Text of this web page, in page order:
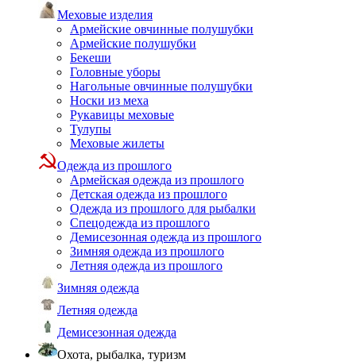
Меховые изделия
Армейские овчинные полушубки
Армейские полушубки
Бекеши
Головные уборы
Нагольные овчинные полушубки
Носки из меха
Рукавицы меховые
Тулупы
Меховые жилеты
Одежда из прошлого
Армейская одежда из прошлого
Детская одежда из прошлого
Одежда из прошлого для рыбалки
Спецодежда из прошлого
Демисезонная одежда из прошлого
Зимняя одежда из прошлого
Летняя одежда из прошлого
Зимняя одежда
Летняя одежда
Демисезонная одежда
Охота, рыбалка, туризм